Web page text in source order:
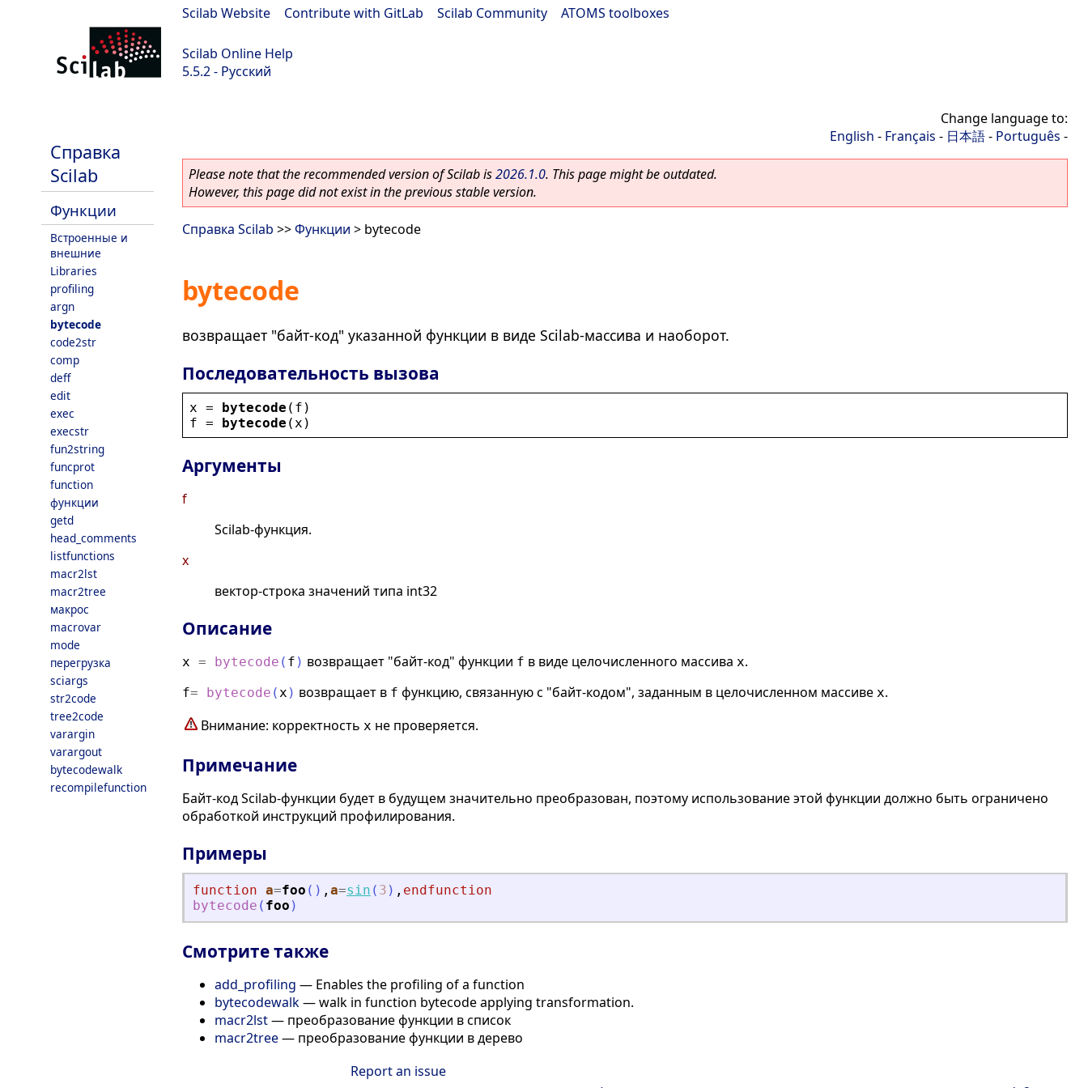
Scilab Website Contribute with GitLab Scilab Community ATOMS toolboxes
Scilab Online Help
5.5.2 - Русский
Справка
Scilab
Функции
Встроенные и
внешние
Libraries
profiling
argn
bytecode
code2str
comp
deff
edit
exec
execstr
fun2string
funcprot
function
функции
getd
head_comments
listfunctions
macr2lst
macr2tree
макрос
macrovar
mode
перегрузка
sciargs
str2code
tree2code
varargin
varargout
bytecodewalk
recompilefunction
Change language to:
English - Français - 日本語- Português -
Please note that the recommended version of Scilab is2026.1.0. This page might be outdated.
However, this page did not exist in the previous stable version.
Справка Scilab >>Функции > bytecode
bytecode
возвращает "байт-код" указанной функции в виде Scilab-массива и наоборот.
Последовательность вызова
x = bytecode ( f )
f = bytecode ( x )
Аргументы
f
Scilab-функция.
x
вектор-строка значений типа int32
Описание
x = bytecode ( f ) возвращает "байт-код" функции f в виде целочисленного массива x.
f= bytecode (x ) возвращает в f функцию, связанную с "байт-кодом", заданным в целочисленном массиве x.
Внимание: корректность x не проверяется.
Примечание
Байт-код Scilab-функции будет в будущем значительно преобразован, поэтому использование этой функции должно быть ограничено
обработкой инструкций профилирования.
Примеры
function a=foo ( ) , a=sin ( 3 ) , endfunction
bytecode ( foo )
Смотрите также
add_profiling — Enables the profiling of a function
bytecodewalk— walk in function bytecode applying transformation.
macr2lst— преобразование функции в список
macr2tree— преобразование функции в дерево
Report an issue